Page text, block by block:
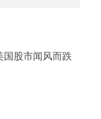
国股市闻风而跌